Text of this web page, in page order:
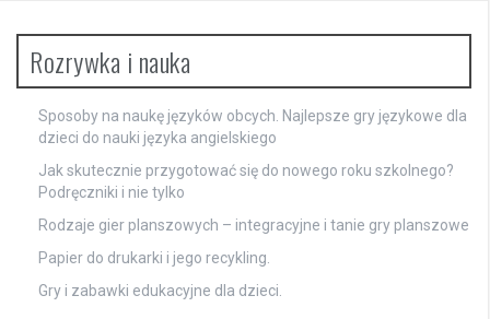
Rozrywka i nauka
Sposoby na naukę języków obcych. Najlepsze gry językowe dla
dzieci do nauki języka angielskiego
Jak skutecznie przygotować się do nowego roku szkolnego?
Podręczniki i nie tylko
Rodzaje gier planszowych – integracyjne i tanie gry planszowe
Papier do drukarki i jego recykling.
Gry i zabawki edukacyjne dla dzieci.